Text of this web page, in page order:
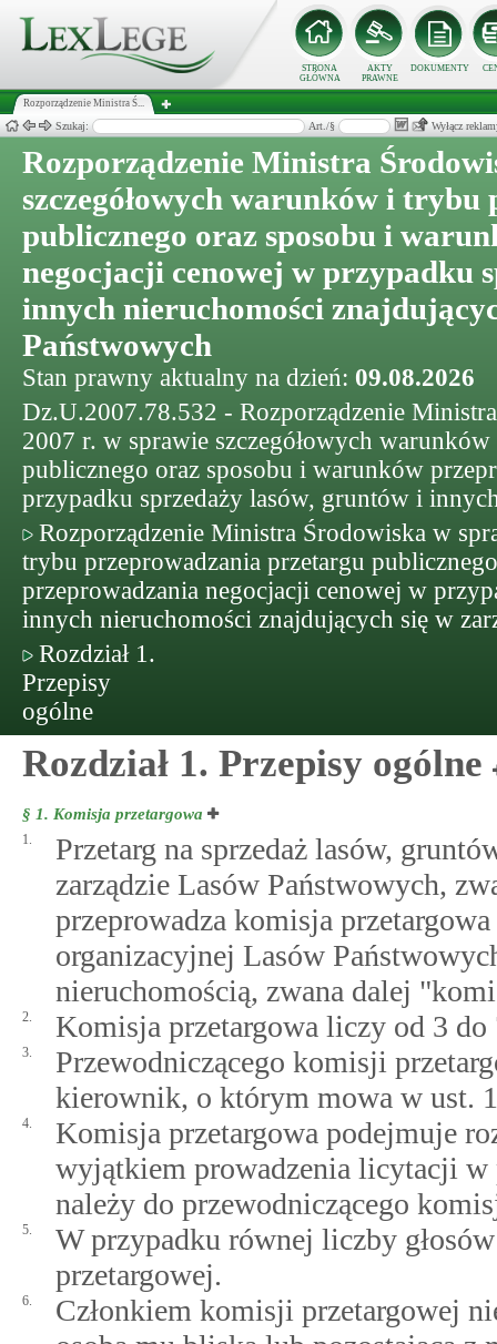
STRONA
GŁÓWNA
AKTY
PRAWNE
DOKUMENTY
Rozporządzenie Ministra Ś...
Szukaj: Art./§ Wyłącz
Rozporządzenie Ministra
szczegółowych warunków i
publicznego oraz sposobu i
negocjacji cenowej w przypadku
innych nieruchomości
Państwowych
Stan prawny aktualny na dzień: 09.08.2026
Dz.U.2007.78.532 - Rozporządzenie
2007 r. w sprawie szczegółowych
publicznego oraz sposobu i warunków
przypadku sprzedaży lasów, gruntów i
Rozporządzenie Ministra Środowiska w
trybu przeprowadzania przetargu
przeprowadzania negocjacji cenowej w
innych nieruchomości znajdujących się w
Rozdział 1.
Przepisy
ogólne
Rozdział 1. Przepisy ogólne
§ 1. Komisja przetargowa
1.
Przetarg na sprzedaż lasów,
zarządzie Lasów Państwowych,
przeprowadza komisja
organizacyjnej Lasów
nieruchomością, zwana dalej
2. Komisja przetargowa liczy od 3 do
3.
Przewodniczącego komisji
kierownik, o którym mowa w ust.
4.
Komisja przetargowa podejmuje
wyjątkiem prowadzenia licytacji w
należy do przewodniczącego
5.
W przypadku równej liczby
przetargowej.
6.
Członkiem komisji przetargowej